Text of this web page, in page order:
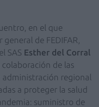
en el que
de FEDIFAR,
SAS Esther del Corral
colaboración de las
administración regional
a proteger la salud
suministro de